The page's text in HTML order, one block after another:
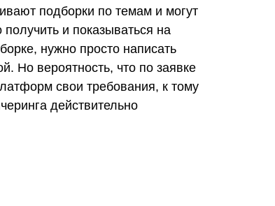
подборки по темам и могут
и показываться на
нужно просто написать
Но вероятность, что по заявке
свои требования, к тому
действительно